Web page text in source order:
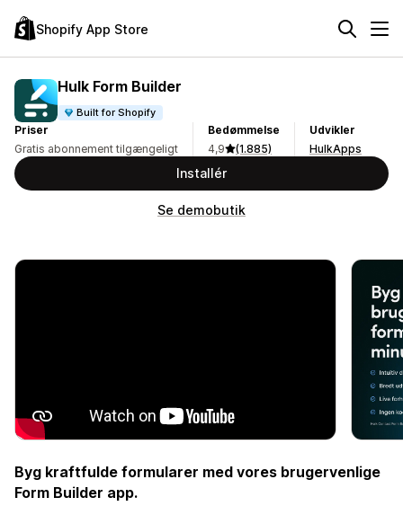
Shopify App Store
Hulk Form Builder
Built for Shopify
Priser
Gratis abonnement tilgængeligt
Bedømmelse
4,9
(1.885)
Udvikler
HulkApps
Installér
Se demobutik
Byg kraftfulde formularer med vores brugervenlige
Form Builder app.